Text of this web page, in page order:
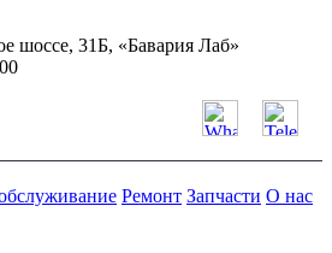
шоссе, 31Б, «Бавария Лаб»
Ремонт Запчасти О нас